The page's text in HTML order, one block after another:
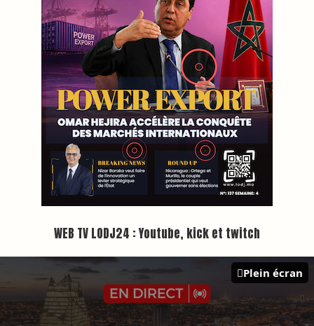
Inscription à la newsletter
Plus d'informations sur cette page :
PRESS +
LES PLUS RÉCENTS CLASSEURS